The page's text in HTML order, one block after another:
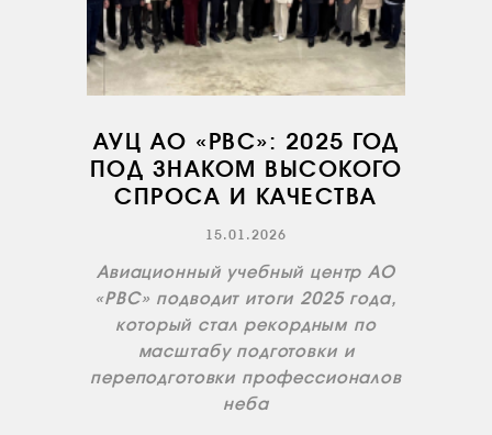
ИНСТРУКТОРЫ
ПРОДАЖА
КОНТАКТЫ
АУЦ АО «РВС»: 2025 ГОД
ПОД ЗНАКОМ ВЫСОКОГО
СПРОСА И КАЧЕСТВА
15.01.2026
Авиационный учебный центр АО
«РВС» подводит итоги 2025 года,
который стал рекордным по
масштабу подготовки и
переподготовки профессионалов
неба